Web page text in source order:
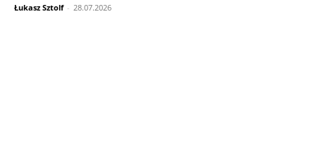
Łukasz Sztolf - 28.07.2026